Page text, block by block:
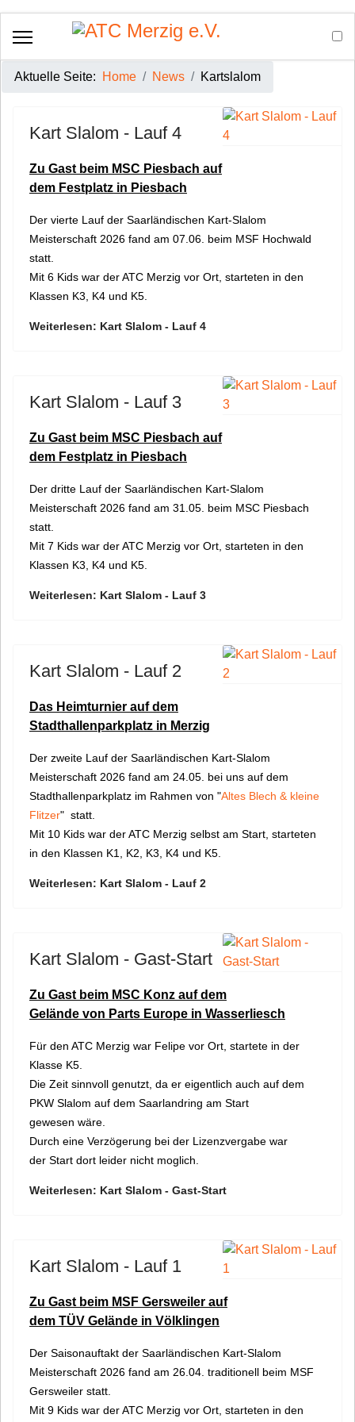
Aktuelle Seite: Home News Kartslalom
Kart Slalom - Lauf 4
Zu Gast beim MSC Piesbach auf
dem Festplatz in Piesbach
Der vierte Lauf der Saarländischen Kart-Slalom
Meisterschaft 2026 fand am 07.06. beim MSF Hochwald
statt.
Mit 6 Kids war der ATC Merzig vor Ort, starteten in den
Klassen K3, K4 und K5.
Weiterlesen: Kart Slalom - Lauf 4
Kart Slalom - Lauf 3
Zu Gast beim MSC Piesbach auf
dem Festplatz in Piesbach
Der dritte Lauf der Saarländischen Kart-Slalom
Meisterschaft 2026 fand am 31.05. beim MSC Piesbach
statt.
Mit 7 Kids war der ATC Merzig vor Ort, starteten in den
Klassen K3, K4 und K5.
Weiterlesen: Kart Slalom - Lauf 3
Kart Slalom - Lauf 2
Das Heimturnier auf dem
Stadthallenparkplatz in Merzig
Der zweite Lauf der Saarländischen Kart-Slalom
Meisterschaft 2026 fand am 24.05. bei uns auf dem
Stadthallenparkplatz im Rahmen von "Altes Blech & kleine
Flitzer" statt.
Mit 10 Kids war der ATC Merzig selbst am Start, starteten
in den Klassen K1, K2, K3, K4 und K5.
Weiterlesen: Kart Slalom - Lauf 2
Kart Slalom - Gast-Start
Zu Gast beim MSC Konz auf dem
Gelände von Parts Europe in Wasserliesch
Für den ATC Merzig war Felipe vor Ort, startete in der
Klasse K5.
Die Zeit sinnvoll genutzt, da er eigentlich auch auf dem
PKW Slalom auf dem Saarlandring am Start
gewesen wäre.
Durch eine Verzögerung bei der Lizenzvergabe war
der Start dort leider nicht moglich.
Weiterlesen: Kart Slalom - Gast-Start
Kart Slalom - Lauf 1
Zu Gast beim MSF Gersweiler auf
dem TÜV Gelände in Völklingen
Der Saisonauftakt der Saarländischen Kart-Slalom
Meisterschaft 2026 fand am 26.04. traditionell beim MSF
Gersweiler statt.
Mit 9 Kids war der ATC Merzig vor Ort, starteten in den